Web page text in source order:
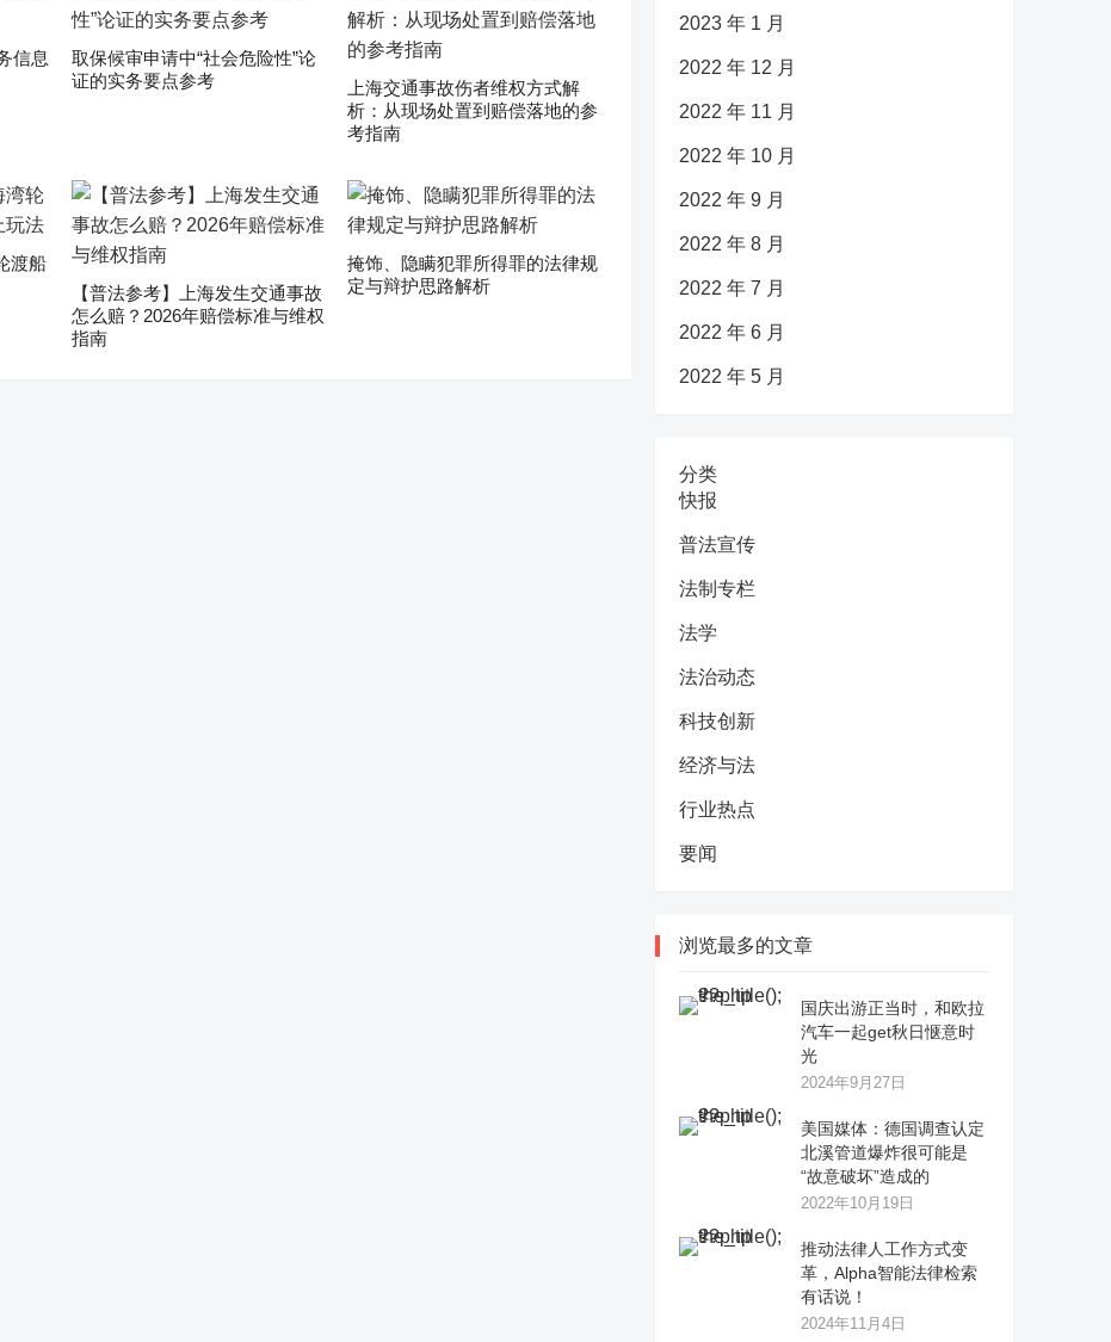
信息
取保候审申请中“社会危险性”论
证的实务要点参考
上海交通事故伤者维权方式解
析：从现场处置到赔偿落地的参
考指南
渡船
【普法参考】上海发生交通事故
怎么赔？2026年赔偿标准与维权
指南
掩饰、隐瞒犯罪所得罪的法律规
定与辩护思路解析
2023 年 1 月
2022 年 12 月
2022 年 11 月
2022 年 10 月
2022 年 9 月
2022 年 8 月
2022 年 7 月
2022 年 6 月
2022 年 5 月
分类
快报
普法宣传
法制专栏
法学
法治动态
科技创新
经济与法
行业热点
要闻
浏览最多的文章
国庆出游正当时，和欧拉
汽车一起get秋日惬意时
光
2024年9月27日
美国媒体：德国调查认定
北溪管道爆炸很可能是
“故意破坏”造成的
2022年10月19日
推动法律人工作方式变
革，Alpha智能法律检索
有话说！
2024年11月4日